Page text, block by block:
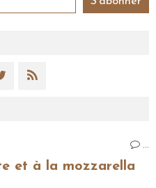
…
et à la mozzarella